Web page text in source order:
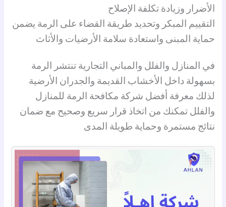
الأضرار وزيادة تكلفة الإصلاح
التقييم المبكر وتحديد طريقة القضاء على الرمة يضمن
حماية المبنى واستعادة سلامة الأرضيات والأثاث
في المنازل والفلل والمباني التجارية تنتشر الرمة
بسهولة داخل الأخشاب القديمة والجدران الأرضية
لذلك معرفة أفضل شركة مكافحة الرمة للمنازل
والفلل تمكنك من اتخاذ قرار سريع وصحيح مع ضمان
نتائج مستمرة وحماية طويلة المدى